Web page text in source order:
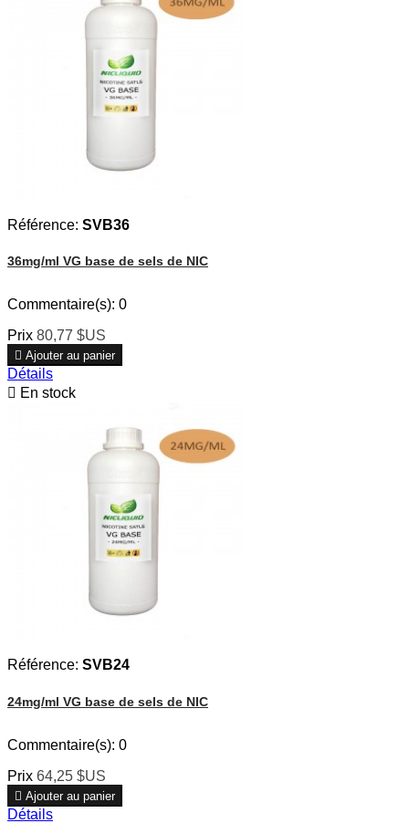
Référence: SVB36
36mg/ml VG base de sels de NIC
Commentaire(s): 0
Prix 80,77 $US
 Ajouter au panier
Détails
 En stock
Référence: SVB24
24mg/ml VG base de sels de NIC
Commentaire(s): 0
Prix 64,25 $US
 Ajouter au panier
Détails